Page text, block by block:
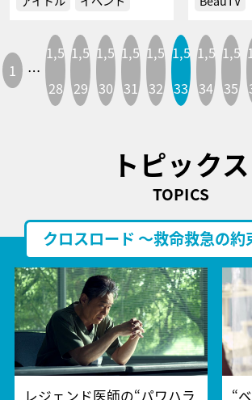
1 …
1,5
28
1,5
29
1,5
30
1,5
31
1,5
32
1,5
33
1,5
34
1,5
35
トピックス
TOPICS
クロスロード ～救命救急の約
レジェンド医師の“パワハラ
“